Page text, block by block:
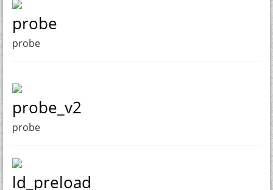
probe
probe
probe_v2
probe
ld_preload